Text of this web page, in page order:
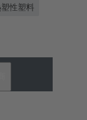
塑性塑料